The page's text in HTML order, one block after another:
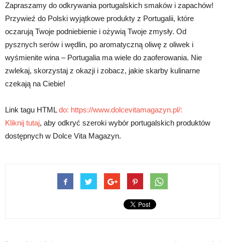
Zapraszamy do odkrywania portugalskich smaków i zapachów!
Przywieź do Polski wyjątkowe produkty z Portugalii, które
oczarują Twoje podniebienie i ożywią Twoje zmysły. Od
pysznych serów i wędlin, po aromatyczną oliwę z oliwek i
wyśmienite wina – Portugalia ma wiele do zaoferowania. Nie
zwlekaj, skorzystaj z okazji i zobacz, jakie skarby kulinarne
czekają na Ciebie!
Link tagu HTMLdo: https://www.dolcevitamagazyn.pl/:
Kliknij tutaj, aby odkryć szeroki wybór portugalskich produktów
dostępnych w Dolce Vita Magazyn.